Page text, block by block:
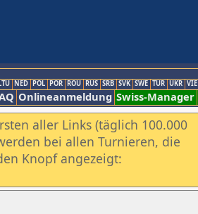
NED POL POR ROU RUS SRB SVK SWE TUR UKR VIE
Onlineanmeldung Swiss-Manager
aller Links (täglich 100.000
bei allen Turnieren, die
Knopf angezeigt: